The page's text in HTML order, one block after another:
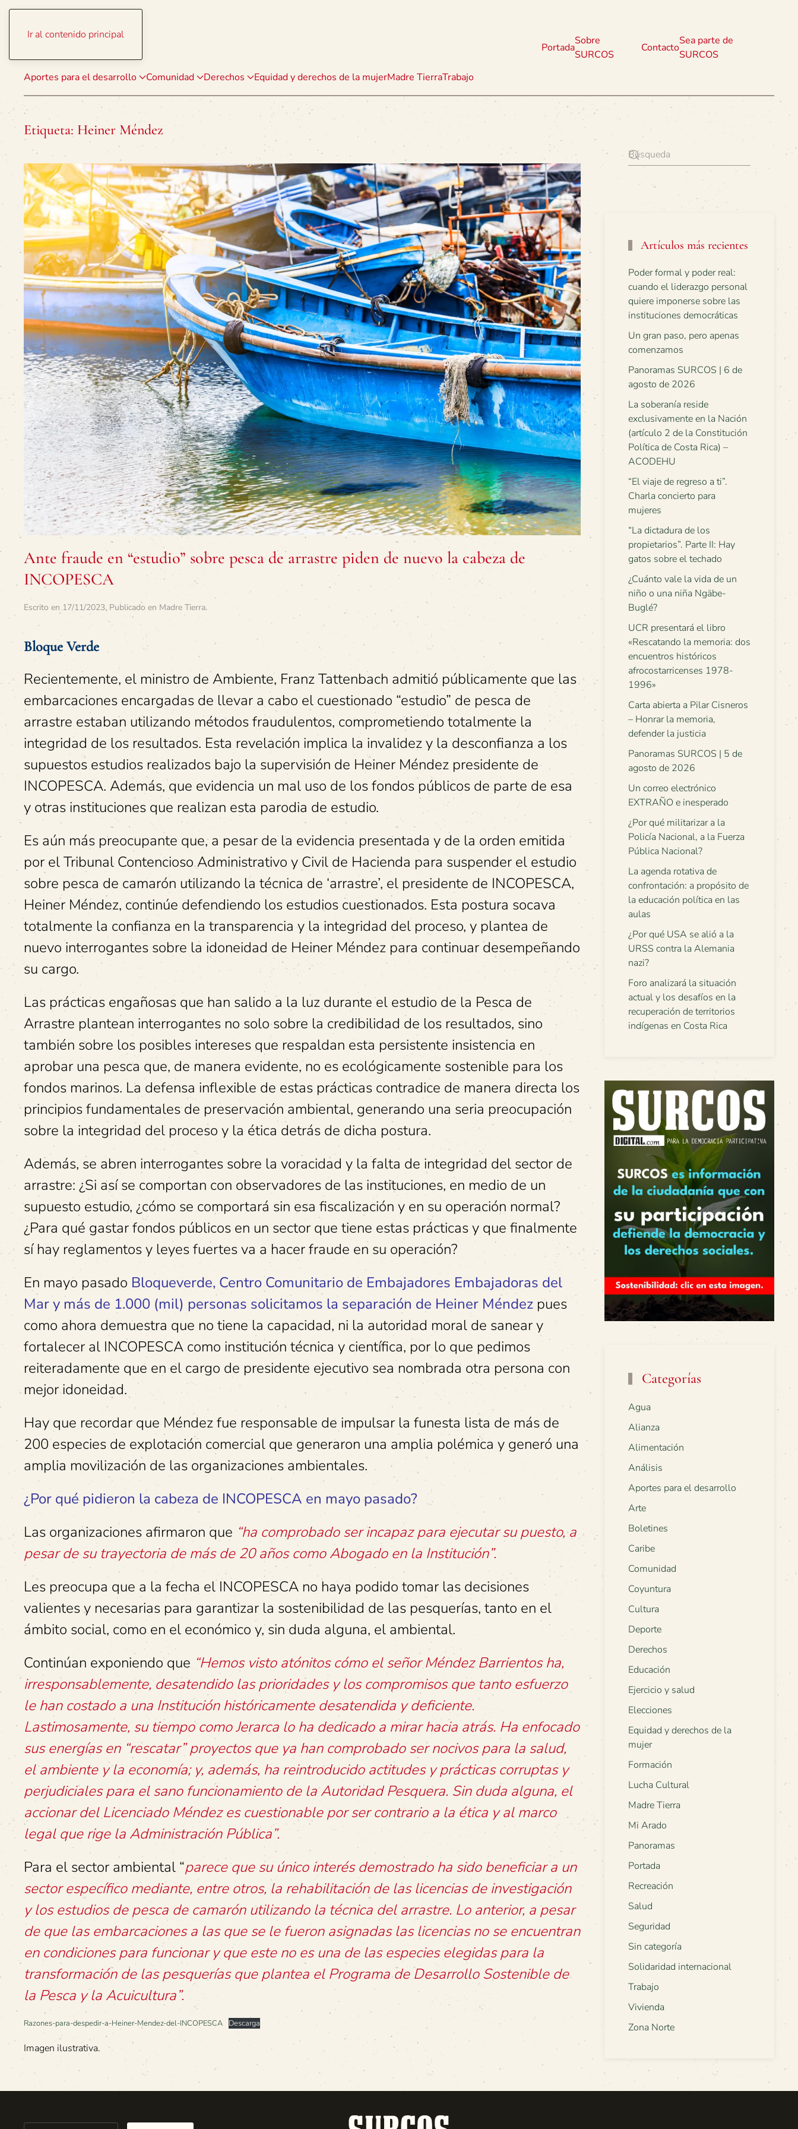
Ir al contenido principal
Aportes para el desarrollo Comunidad Derechos Equidad y derechos de la mujerMadre TierraTrabajo
Portada
Sobre
SURCOS
Contacto
Sea parte de
SURCOS
Etiqueta: Heiner Méndez
Ante fraude en “estudio” sobre pesca de arrastre piden de nuevo la cabeza de
INCOPESCA
Escrito en17/11/2023. Publicado en Madre Tierra.
Bloque Verde
Recientemente, el ministro de Ambiente, Franz Tattenbach admitió públicamente que las
embarcaciones encargadas de llevar a cabo el cuestionado “estudio” de pesca de
arrastre estaban utilizando métodos fraudulentos, comprometiendo totalmente la
integridad de los resultados. Esta revelación implica la invalidez y la desconfianza a los
supuestos estudios realizados bajo la supervisión de Heiner Méndez presidente de
INCOPESCA. Además, que evidencia un mal uso de los fondos públicos de parte de esa
y otras instituciones que realizan esta parodia de estudio.
Es aún más preocupante que, a pesar de la evidencia presentada y de la orden emitida
por el Tribunal Contencioso Administrativo y Civil de Hacienda para suspender el estudio
sobre pesca de camarón utilizando la técnica de ‘arrastre’, el presidente de INCOPESCA,
Heiner Méndez, continúe defendiendo los estudios cuestionados. Esta postura socava
totalmente la confianza en la transparencia y la integridad del proceso, y plantea de
nuevo interrogantes sobre la idoneidad de Heiner Méndez para continuar desempeñando
su cargo.
Las prácticas engañosas que han salido a la luz durante el estudio de la Pesca de
Arrastre plantean interrogantes no solo sobre la credibilidad de los resultados, sino
también sobre los posibles intereses que respaldan esta persistente insistencia en
aprobar una pesca que, de manera evidente, no es ecológicamente sostenible para los
fondos marinos. La defensa inflexible de estas prácticas contradice de manera directa los
principios fundamentales de preservación ambiental, generando una seria preocupación
sobre la integridad del proceso y la ética detrás de dicha postura.
Además, se abren interrogantes sobre la voracidad y la falta de integridad del sector de
arrastre: ¿Si así se comportan con observadores de las instituciones, en medio de un
supuesto estudio, ¿cómo se comportará sin esa fiscalización y en su operación normal?
¿Para qué gastar fondos públicos en un sector que tiene estas prácticas y que finalmente
sí hay reglamentos y leyes fuertes va a hacer fraude en su operación?
En mayo pasado Bloqueverde, Centro Comunitario de Embajadores Embajadoras del
Mar y más de 1.000 (mil) personas solicitamos la separación de Heiner Méndez pues
como ahora demuestra que no tiene la capacidad, ni la autoridad moral de sanear y
fortalecer al INCOPESCA como institución técnica y científica, por lo que pedimos
reiteradamente que en el cargo de presidente ejecutivo sea nombrada otra persona con
mejor idoneidad.
Hay que recordar que Méndez fue responsable de impulsar la funesta lista de más de
200 especies de explotación comercial que generaron una amplia polémica y generó una
amplia movilización de las organizaciones ambientales.
¿Por qué pidieron la cabeza de INCOPESCA en mayo pasado?
Las organizaciones afirmaron que “ha comprobado ser incapaz para ejecutar su puesto, a
pesar de su trayectoria de más de 20 años como Abogado en la Institución”.
Les preocupa que a la fecha el INCOPESCA no haya podido tomar las decisiones
valientes y necesarias para garantizar la sostenibilidad de las pesquerías, tanto en el
ámbito social, como en el económico y, sin duda alguna, el ambiental.
Continúan exponiendo que “Hemos visto atónitos cómo el señor Méndez Barrientos ha,
irresponsablemente, desatendido las prioridades y los compromisos que tanto esfuerzo
le han costado a una Institución históricamente desatendida y deficiente.
Lastimosamente, su tiempo como Jerarca lo ha dedicado a mirar hacia atrás. Ha enfocado
sus energías en “rescatar” proyectos que ya han comprobado ser nocivos para la salud,
el ambiente y la economía; y, además, ha reintroducido actitudes y prácticas corruptas y
perjudiciales para el sano funcionamiento de la Autoridad Pesquera. Sin duda alguna, el
accionar del Licenciado Méndez es cuestionable por ser contrario a la ética y al marco
legal que rige la Administración Pública”.
Para el sector ambiental “parece que su único interés demostrado ha sido beneficiar a un
sector específico mediante, entre otros, la rehabilitación de las licencias de investigación
y los estudios de pesca de camarón utilizando la técnica del arrastre. Lo anterior, a pesar
de que las embarcaciones a las que se le fueron asignadas las licencias no se encuentran
en condiciones para funcionar y que este no es una de las especies elegidas para la
transformación de las pesquerías que plantea el Programa de Desarrollo Sostenible de
la Pesca y la Acuicultura”.
Razones-para-despedir-a-Heiner-Mendez-del-INCOPESCA Descarga
Imagen ilustrativa.
Artículos más recientes
Poder formal y poder real:
cuando el liderazgo personal
quiere imponerse sobre las
instituciones democráticas
Un gran paso, pero apenas
comenzamos
Panoramas SURCOS | 6 de
agosto de 2026
La soberanía reside
exclusivamente en la Nación
(artículo 2 de la Constitución
Política de Costa Rica) –
ACODEHU
“El viaje de regreso a ti”.
Charla concierto para
mujeres
“La dictadura de los
propietarios”. Parte II: Hay
gatos sobre el techado
¿Cuánto vale la vida de un
niño o una niña Ngäbe-
Buglé?
UCR presentará el libro
«Rescatando la memoria: dos
encuentros históricos
afrocostarricenses 1978-
1996»
Carta abierta a Pilar Cisneros
– Honrar la memoria,
defender la justicia
Panoramas SURCOS | 5 de
agosto de 2026
Un correo electrónico
EXTRAÑO e inesperado
¿Por qué militarizar a la
Policía Nacional, a la Fuerza
Pública Nacional?
La agenda rotativa de
confrontación: a propósito de
la educación política en las
aulas
¿Por qué USA se alió a la
URSS contra la Alemania
nazi?
Foro analizará la situación
actual y los desafíos en la
recuperación de territorios
indígenas en Costa Rica
Categorías
Agua
Alianza
Alimentación
Análisis
Aportes para el desarrollo
Arte
Boletines
Caribe
Comunidad
Coyuntura
Cultura
Deporte
Derechos
Educación
Ejercicio y salud
Elecciones
Equidad y derechos de la
mujer
Formación
Lucha Cultural
Madre Tierra
Mi Arado
Panoramas
Portada
Recreación
Salud
Seguridad
Sin categoría
Solidaridad internacional
Trabajo
Vivienda
Zona Norte